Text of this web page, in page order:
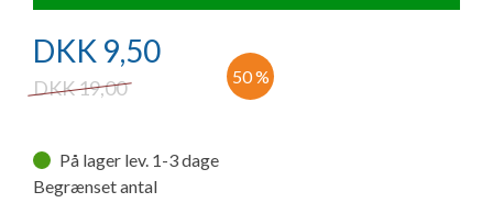
Adria Astella
Next
Hobby Prestige
Hobby Maxia
Ny campingvogn - godt at vide
Lille campingvogn
Forsikring af campingvogn
Vil du sælge din campingvogn?
Isabella fortelte
Adria Coral
Adria Compact
Internet i campingvognen
Aircondition og klimaanlæg
E-trailer kontrol- og sikkerhedsapp
GRØN Virksomhed
Tuxer måleskemaer
Sikker handel
DKK 9,50
DKK19,00 50 %
På lager lev. 1-3 dage
Begrænset antal